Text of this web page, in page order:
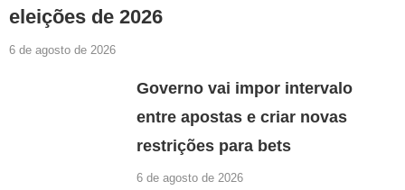
eleições de 2026
6 de agosto de 2026
Governo vai impor intervalo
entre apostas e criar novas
restrições para bets
6 de agosto de 2026